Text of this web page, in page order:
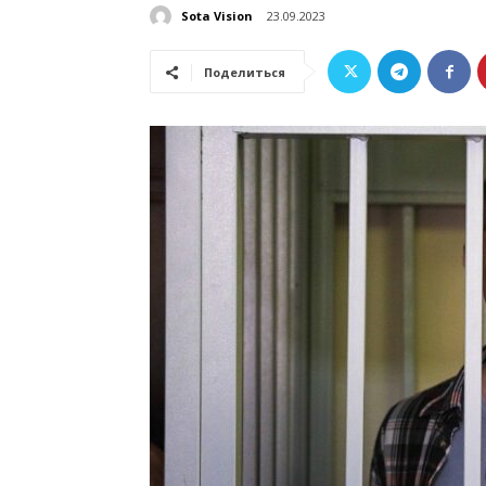
Sota Vision 23.09.2023
Поделиться